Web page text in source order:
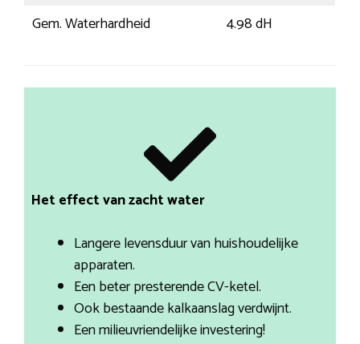
Gem. Waterhardheid
4.98 dH
Het effect van zacht water
Langere levensduur van huishoudelijke
apparaten.
Een beter presterende CV-ketel.
Ook bestaande kalkaanslag verdwijnt.
Een milieuvriendelijke investering!